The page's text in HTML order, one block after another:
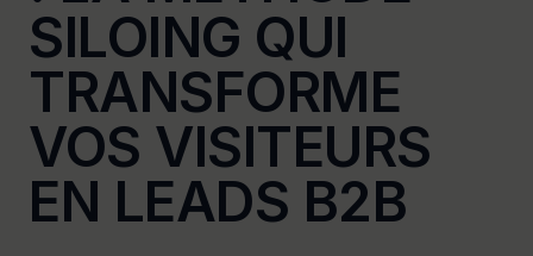
SILOING QUI
TRANSFORME
VOS VISITEURS
EN LEADS B2B